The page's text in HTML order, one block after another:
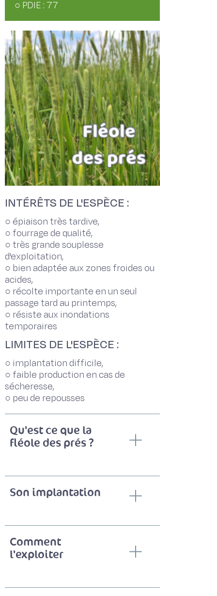
○ PDIE : 77
INTÉRÊTS DE L'ESPÈCE :
○ épiaison très tardive,
○ fourrage de qualité,
○ très grande souplesse
d'exploitation,
○ bien adaptée aux zones froides ou
acides,
○ récolte importante en un seul
passage tard au printemps,
○ résiste aux inondations
temporaires
LIMITES DE L'ESPÈCE :
○ implantation difficile,
○ faible production en cas de
sécheresse,
○ peu de repousses
Qu'est ce que la
fléole des prés ?
Son implantation
Comment
l'exploiter